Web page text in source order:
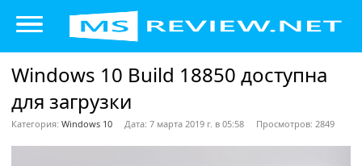
Windows 10 Build 18850 доступна
для загрузки
Категория: Windows 10 Дата: 7 марта 2019 г. в 05:58 Просмотров: 2849